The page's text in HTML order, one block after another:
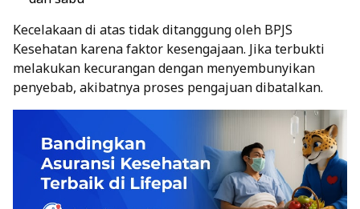
Kecelakaan di atas tidak ditanggung oleh BPJS
Kesehatan karena faktor kesengajaan. Jika terbukti
melakukan kecurangan dengan menyembunyikan
penyebab, akibatnya proses pengajuan dibatalkan.